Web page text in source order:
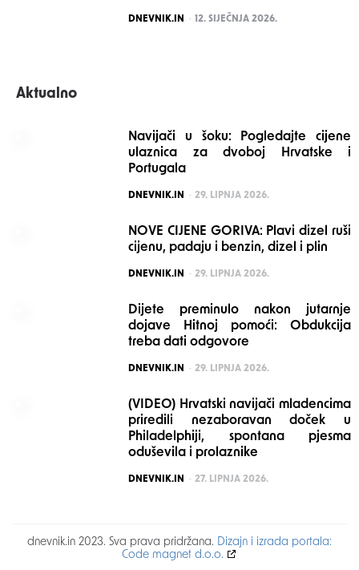
POSTED
DNEVNIK.IN 12. SIJEČNJA 2026.
Aktualno
Navijači u šoku: Pogledajte cijene
ulaznica za dvoboj Hrvatske i
Portugala
POSTED
DNEVNIK.IN 29. LIPNJA 2026.
NOVE CIJENE GORIVA: Plavi dizel ruši
cijenu, padaju i benzin, dizel i plin
POSTED
DNEVNIK.IN 29. LIPNJA 2026.
Dijete preminulo nakon jutarnje
dojave Hitnoj pomoći: Obdukcija
treba dati odgovore
POSTED
DNEVNIK.IN 29. LIPNJA 2026.
(VIDEO) Hrvatski navijači mladencima
priredili nezaboravan doček u
Philadelphiji, spontana pjesma
oduševila i prolaznike
POSTED
DNEVNIK.IN 27. LIPNJA 2026.
dnevnik.in 2023. Sva prava pridržana. Dizajn i izrada portala:
Code magnet d.o.o.